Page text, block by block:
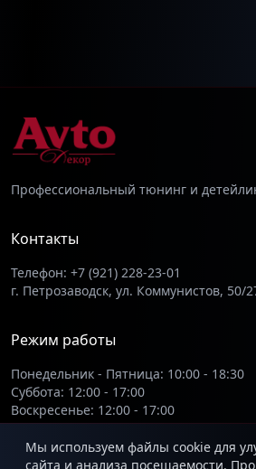
Профессиональный тюнинг и
Контакты
Телефон: +7 (921) 228-23-01
г. Петрозаводск, ул. Коммунистов, 50/
Режим работы
Понедельник - Пятница: 10:00 - 18:30
Суббота: 12:00 - 17:00
Воскресенье: 12:00 - 17:00
Мы используем файлы cookie для
сайта и анализа посещаемости.